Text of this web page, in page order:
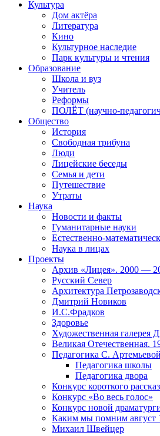
Культура
Дом актёра
Литература
Кино
Культурное наследие
Парк культуры и чтения
Образование
Школа и вуз
Учитель
Реформы
ПОЛЁТ (научно-
Общество
История
Свободная трибуна
Люди
Лицейские беседы
Семья и дети
Путешествие
Утраты
Наука
Новости и факты
Гуманитарные науки
Естественно-
Наука в лицах
Проекты
Архив «Лицея». 2000 —
Русский Север
Архитектура
Дмитрий Новиков
И.С.Фрадков
Здоровье
Художественная галерея
Великая Отечественная.
Педагогика С. Артемьевой
Педагогика школы
Педагогика двора
Конкурс короткого
Конкурс «Во весь голос»
Конкурс новой
Каким мы помним август
Михаил Швейцер